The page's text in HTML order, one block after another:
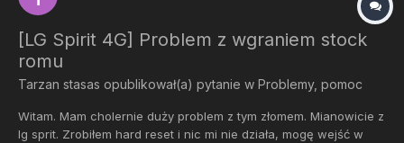
[LG Spirit 4G] Problem z wgraniem stock
romu
Tarzan stasas opublikował(a) pytanie w Problemy, pomoc
Witam. Mam cholernie duży problem z tym złomem. Mianowicie z
lg sprit. Zrobiłem hard reset i nic mi nie działa, mogę wejść w